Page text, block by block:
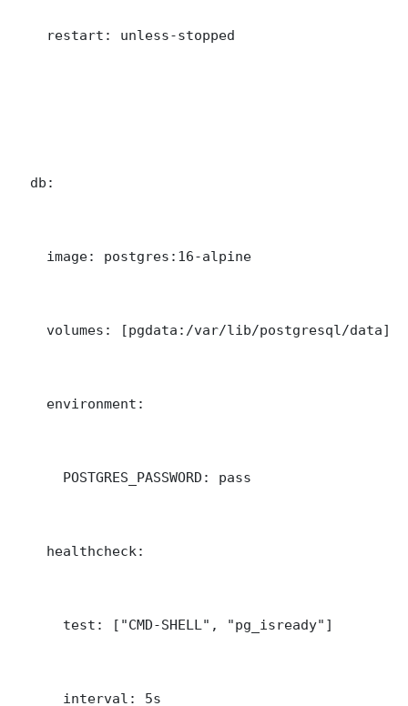
    restart: unless-stopped
  db:
    image: postgres:16-alpine
    volumes: [pgdata:/var/lib/postgresql/data]
    environment:
      POSTGRES_PASSWORD: pass
    healthcheck:
      test: ["CMD-SHELL", "pg_isready"]
      interval: 5s